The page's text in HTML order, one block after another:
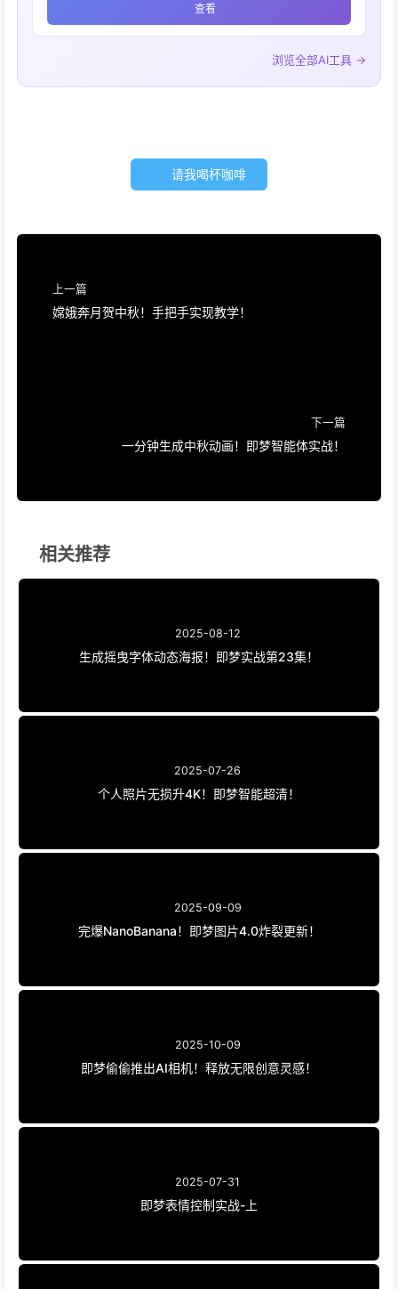
查看
浏览全部AI工具 →
请我喝杯咖啡
上一篇
嫦娥奔月贺中秋！手把手实现教学！
下一篇
一分钟生成中秋动画！即梦智能体实战！
相关推荐
2025-08-12
生成摇曳字体动态海报！即梦实战第23集！
2025-07-26
个人照片无损升4K！即梦智能超清！
2025-09-09
完爆NanoBanana！即梦图片4.0炸裂更新！
2025-10-09
即梦偷偷推出AI相机！释放无限创意灵感！
2025-07-31
即梦表情控制实战-上